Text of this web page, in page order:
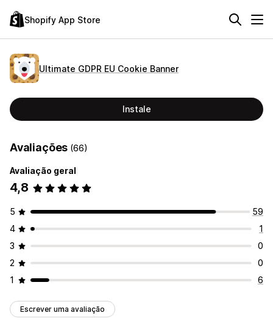
Shopify App Store
Ultimate GDPR EU Cookie Banner
Instale
Avaliações (66)
Avaliação geral
4,8
5
59
4
1
3
0
2
0
1
6
Escrever uma avaliação